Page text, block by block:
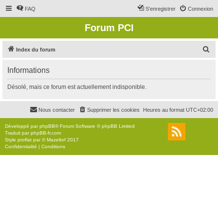
FAQ Connexion
S’enregistrer
Forum PCI
Index du forum
r
c
r
Informations
Désolé, mais ce forum est actuellement indisponible.
Heures au format UTC+02:00
Supprimer les cookies
Nous contacter
Développé parphpBB® Forum Software © phpBB Limited
Traduit parphpBB-fr.com
Style proflat par ©Mazeltof 2017
Confidentialité | Conditions